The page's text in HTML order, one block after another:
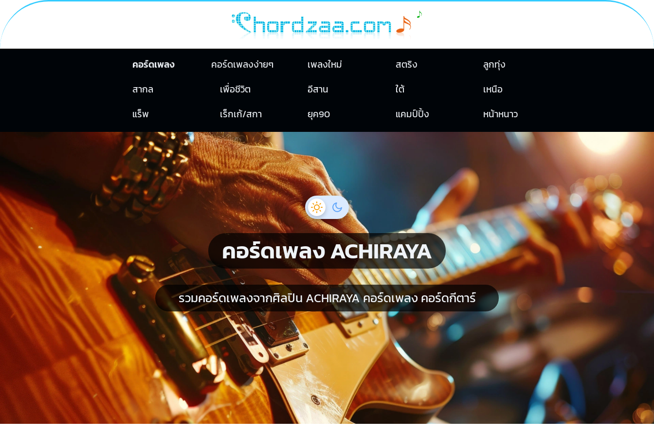
คอร์ดเพลง คอร์ดเพลงง่ายๆ เพลงใหม่ สตริง
ลูกทุ่ง
สากล
เพื่อชีวิต อีสาน ใต้
เหนือ
แร็พ
เร็กเก้/สกา ยุค90 แคมป์ปิ้ง หน้าหนาว
คอร์ดเพลง ACHIRAYA
รวมคอร์ดเพลงจากศิลปิน ACHIRAYA คอร์ดเพลง คอร์ดกีตาร์